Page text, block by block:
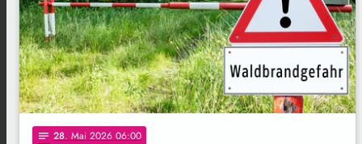
notes 28. Mai 2026 06:00